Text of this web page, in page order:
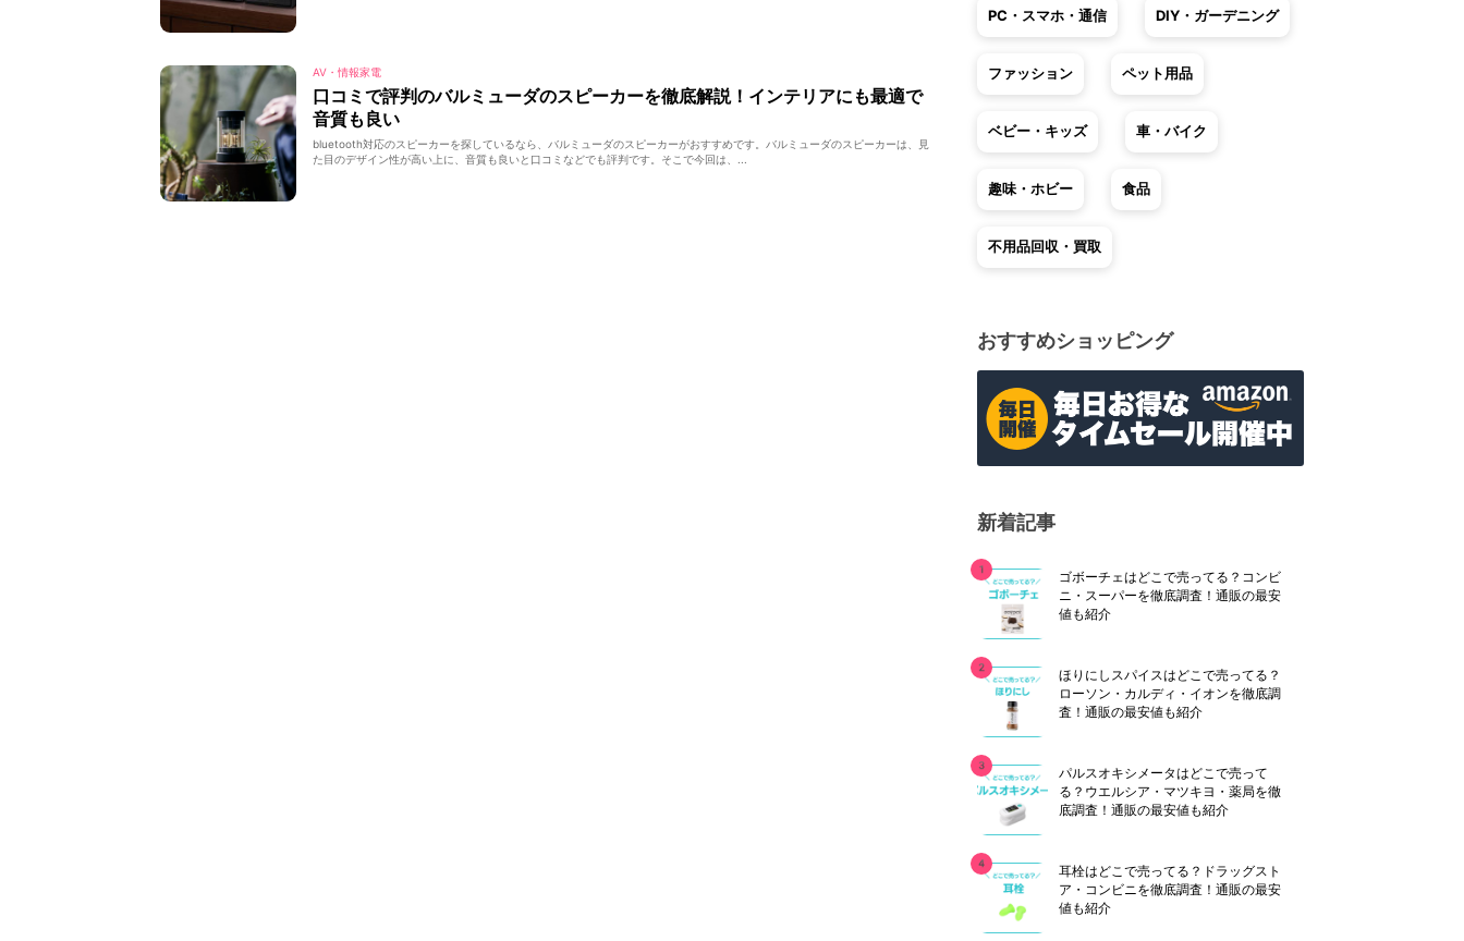
AV・情報家電
口コミで評判のバルミューダのスピーカーを徹底解説！インテリアにも最適で
音質も良い
bluetooth対応のスピーカーを探しているなら、バルミューダのスピーカーがおすすめです。バルミューダのスピーカーは、見
た目のデザイン性が高い上に、音質も良いと口コミなどでも評判です。そこで今回は、...
PC・スマホ・通信 DIY・ガーデニング
ファッション ペット用品
ベビー・キッズ 車・バイク
趣味・ホビー 食品
不用品回収・買取
おすすめショッピング
新着記事
ゴボーチェはどこで売ってる？コンビ
ニ・スーパーを徹底調査！通販の最安
値も紹介
ほりにしスパイスはどこで売ってる？
ローソン・カルディ・イオンを徹底調
査！通販の最安値も紹介
パルスオキシメータはどこで売って
る？ウエルシア・マツキヨ・薬局を徹
底調査！通販の最安値も紹介
耳栓はどこで売ってる？ドラッグスト
ア・コンビニを徹底調査！通販の最安
値も紹介